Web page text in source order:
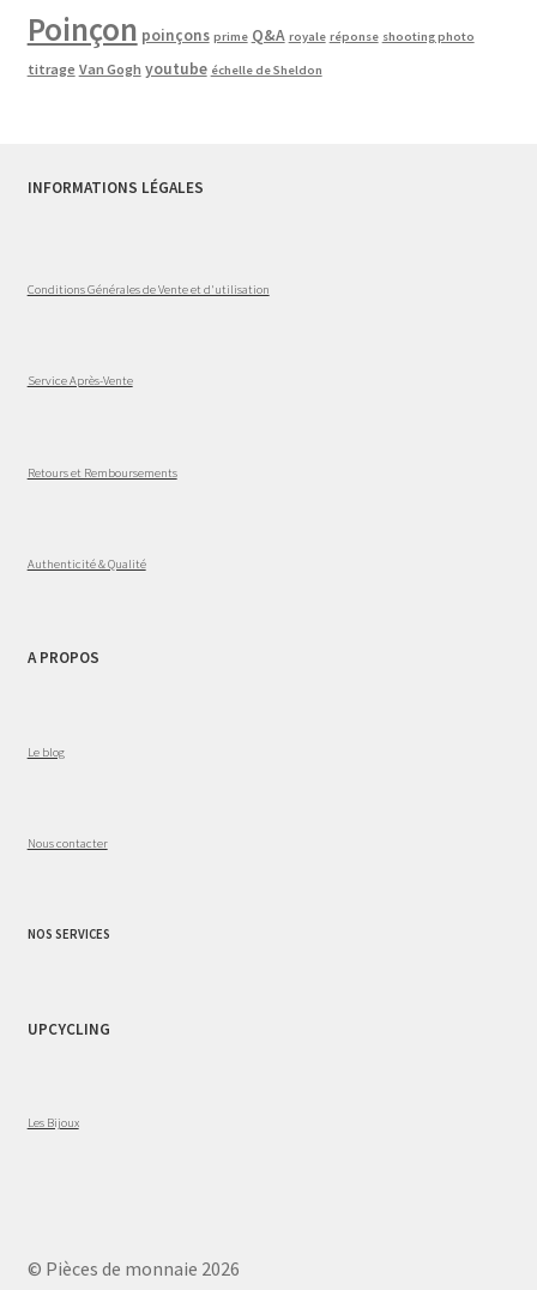
Poinçon poinçons prime Q&A royale réponse shooting photo
titrage Van Gogh youtube échelle de Sheldon
INFORMATIONS LÉGALES
Conditions Générales de Vente et d'utilisation
Service Après-Vente
Retours et Remboursements
Authenticité & Qualité
A PROPOS
Le blog
Nous contacter
NOS SERVICES
UPCYCLING
Les Bijoux
© Pièces de monnaie 2026